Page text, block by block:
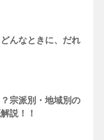
んなときに、だれ
宗派別・地域別の
説！！